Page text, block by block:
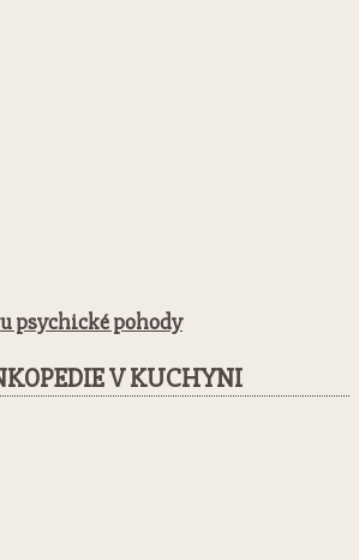
psychické pohody
V KUCHYNI